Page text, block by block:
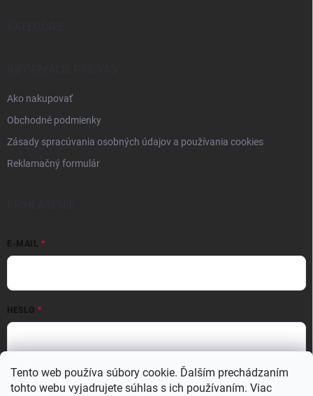
Tento web používa súbory cookie. Ďalším prechádzaním
tohto webu vyjadrujete súhlas s ich používaním. Viac
Ako nakupovať
Obchodné podmienky
Zásady spracúvania osobných údajov a používania cookies
Reklamačný formulár
E-MAIL
HESLO
Prihlásiť sa
Nová registráciaZabudnuté heslo